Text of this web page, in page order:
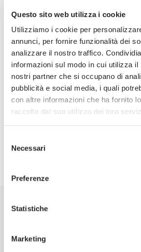
Questo sito web utilizza i cookie
Utilizziamo i cookie per
annunci, per fornire funzionalità dei
analizzare il nostro traffico.
informazioni sul modo in cui utilizza il
nostri partner che si occupano di
pubblicità e social media, i quali
con altre informazioni che ha fornito
raccolto dal suo utilizzo dei loro
delNecessari
Preferenze
Statistiche
Marketing
Cardelli Giulio Di
Terme (Pistoia) Italia
Scarica il catalogo